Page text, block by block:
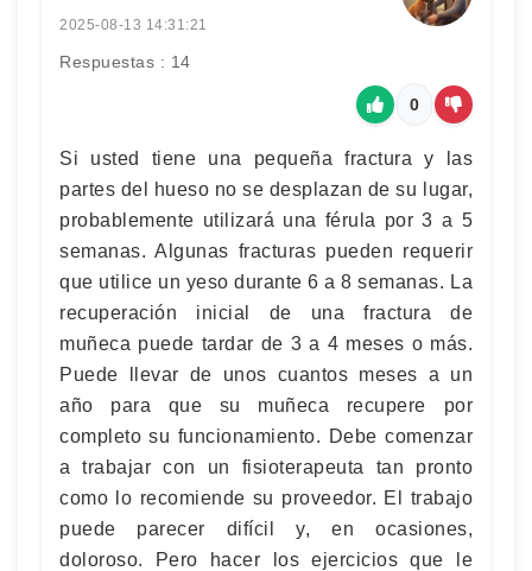
2025-08-13 14:31:21
Respuestas : 14
0
Si usted tiene una pequeña fractura y las
partes del hueso no se desplazan de su lugar,
probablemente utilizará una férula por 3 a 5
semanas. Algunas fracturas pueden requerir
que utilice un yeso durante 6 a 8 semanas. La
recuperación inicial de una fractura de
muñeca puede tardar de 3 a 4 meses o más.
Puede llevar de unos cuantos meses a un
año para que su muñeca recupere por
completo su funcionamiento. Debe comenzar
a trabajar con un fisioterapeuta tan pronto
como lo recomiende su proveedor. El trabajo
puede parecer difícil y, en ocasiones,
doloroso. Pero hacer los ejercicios que le